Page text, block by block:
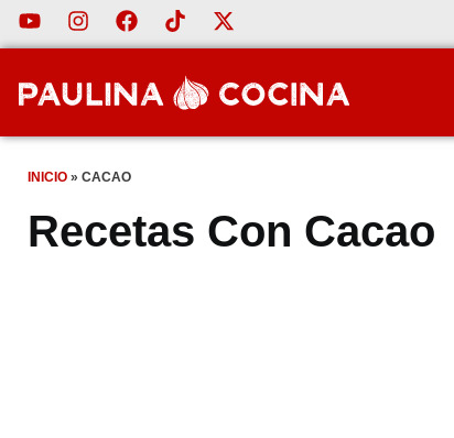
INICIO » CACAO
Recetas Con Cacao